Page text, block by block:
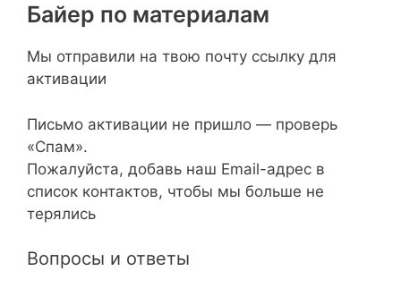
Байер по материалам
Мы отправили на твою почту ссылку для
активации
Письмо активации не пришло — проверь
«Спам».
Пожалуйста, добавь наш Email-адрес в
список контактов, чтобы мы больше не
терялись
Вопросы и ответы